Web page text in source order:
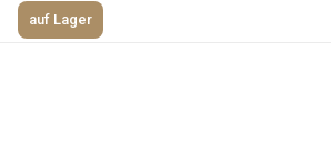
auf Lager